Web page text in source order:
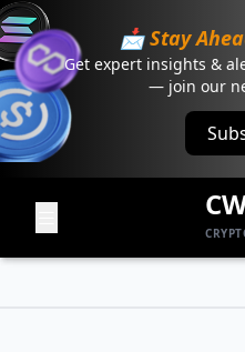
📩 Stay
Get expert insights &
— join our